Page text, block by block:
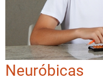
Neuróbicas